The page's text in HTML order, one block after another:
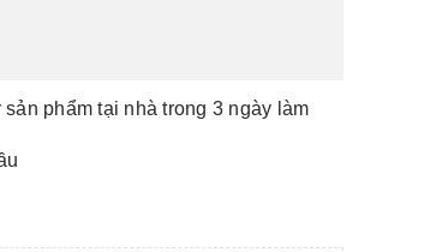
phẩm tại nhà trong 3 ngày làm